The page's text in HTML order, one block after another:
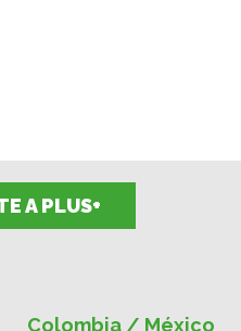
A PLUS+
Colombia / México